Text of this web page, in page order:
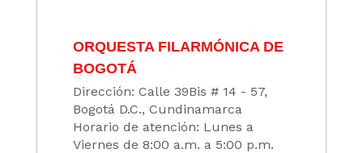
ORQUESTA FILARMÓNICA DE
BOGOTÁ
Dirección: Calle 39Bis # 14 - 57,
Bogotá D.C., Cundinamarca
Horario de atención: Lunes a
Viernes de 8:00 a.m. a 5:00 p.m.